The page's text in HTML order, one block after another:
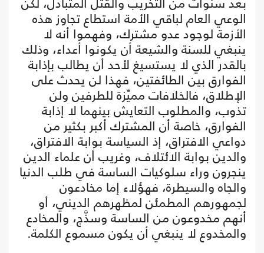
الوعي العام لباقي الأمة استطاع تجاوز هذه
الأزمة لوجود عدو مشترك، وفهموا أنه لا
ينبغي للسنة والشيعة أن يكونوا أعداء، وذلك
بالقدر الذي لا يستسيغ لأحد أن يطالب بإذابة
الفوارق بين الطائفتين، فهذا لن يحدث على
الإطلاق، فالخلافات مميِّزة للطرفين ولن
تذوب، والمطلوب التعايش بينهما لا إذابة
الفوارق، خاصة أن المشترك أكبر بكثير من
دواعي الافتراق، إذ السياسة بوابة الافتراق،
والدين بوابة الائتلاف، وغريب أن علماء الدين
ينجرون وراء سلوكيات الساسة في طلب الدنيا
والجاه والسيطرة، فهؤلاء إما مخادعون
لجمهورهم المطمئن لمظهرهم الديني، أو
أنهم مخدوعون من الساسة وسذَّج، والمخادع
والمخدوع لا ينبغي أن يكون مسموع الكلمة.